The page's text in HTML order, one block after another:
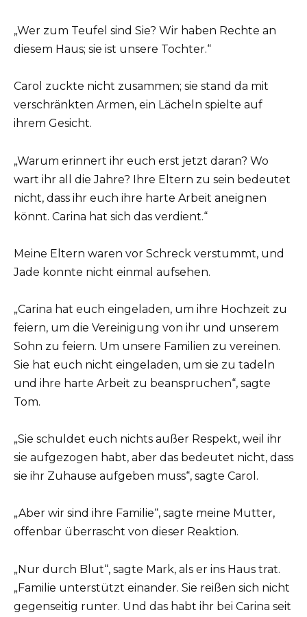
„Wer zum Teufel sind Sie? Wir haben Rechte an
diesem Haus; sie ist unsere Tochter.“
Carol zuckte nicht zusammen; sie stand da mit
verschränkten Armen, ein Lächeln spielte auf
ihrem Gesicht.
„Warum erinnert ihr euch erst jetzt daran? Wo
wart ihr all die Jahre? Ihre Eltern zu sein bedeutet
nicht, dass ihr euch ihre harte Arbeit aneignen
könnt. Carina hat sich das verdient.“
Meine Eltern waren vor Schreck verstummt, und
Jade konnte nicht einmal aufsehen.
„Carina hat euch eingeladen, um ihre Hochzeit zu
feiern, um die Vereinigung von ihr und unserem
Sohn zu feiern. Um unsere Familien zu vereinen.
Sie hat euch nicht eingeladen, um sie zu tadeln
und ihre harte Arbeit zu beanspruchen“, sagte
Tom.
„Sie schuldet euch nichts außer Respekt, weil ihr
sie aufgezogen habt, aber das bedeutet nicht, dass
sie ihr Zuhause aufgeben muss“, sagte Carol.
„Aber wir sind ihre Familie“, sagte meine Mutter,
offenbar überrascht von dieser Reaktion.
„Nur durch Blut“, sagte Mark, als er ins Haus trat.
„Familie unterstützt einander. Sie reißen sich nicht
gegenseitig runter. Und das habt ihr bei Carina seit